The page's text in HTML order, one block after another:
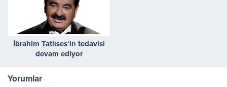
İbrahim Tatlıses’in tedavisi
devam ediyor
Yorumlar